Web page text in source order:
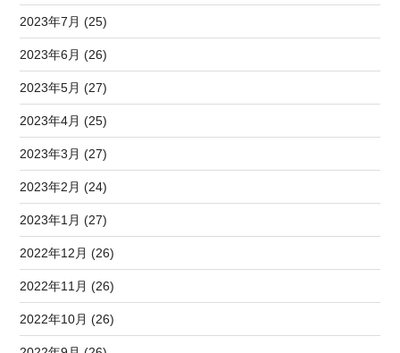
2023年7月 (25)
2023年6月 (26)
2023年5月 (27)
2023年4月 (25)
2023年3月 (27)
2023年2月 (24)
2023年1月 (27)
2022年12月 (26)
2022年11月 (26)
2022年10月 (26)